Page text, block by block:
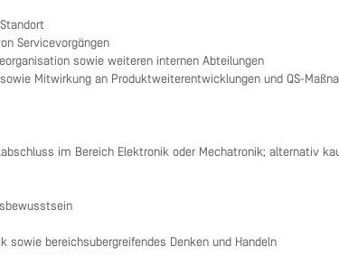
Servicevorgängen
sowie weiteren internen Abteilungen
Mitwirkung an Produktweiterentwicklungen und QS-
im Bereich Elektronik oder Mechatronik; alternativ
bereichsübergreifendes Denken und Handeln